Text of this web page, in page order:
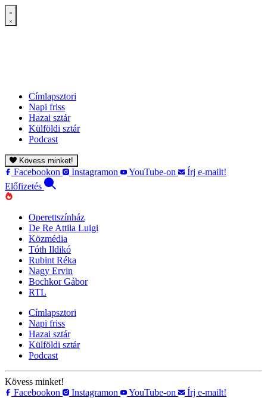
Címlapsztori
Napi friss
Hazai sztár
Külföldi sztár
Podcast
Kövess minket!
Facebookon Instagramon YouTube-on
Írj e-mailt!
Előfizetés
Operettszínház
De Re Attila Luigi
Közmédia
Tóth Ildikó
Rubint Réka
Nagy Ervin
Bochkor Gábor
RTL
Címlapsztori
Napi friss
Hazai sztár
Külföldi sztár
Podcast
Kövess minket!
Facebookon
Instagramon YouTube-on Írj e-mailt!